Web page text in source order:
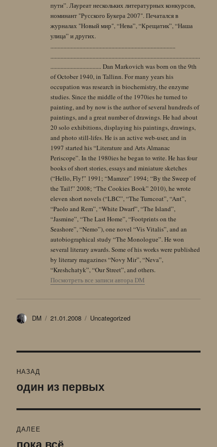
пути”. Лауреат нескольких литературных конкурсов,
номинант "Русского Букера 2007". Печатался в
журналах "Новый мир", “Нева”, “Крещатик”, “Наша
улица” и других.
......................................................................................
.......................................................................................................
................................... Dan Markovich was born on the 9th
of October 1940, in Tallinn. For many years his
occupation was research in biochemistry, the enzyme
studies. Since the middle of the 1970ies he turned to
painting, and by now is the author of several hundreds of
paintings, and a great number of drawings. He had about
20 solo exhibitions, displaying his paintings, drawings,
and photo still-lifes. He is an active web-user, and in
1997 started his “Literature and Arts Almanac
Periscope”. In the 1980ies he began to write. He has four
books of short stories, essays and miniature sketches
(“Hello, Fly!” 1991; “Mamzer” 1994; “By the Sweep of
the Tail!” 2008; “The Cookies Book” 2010), he wrote
eleven short novels (“LBC”, “The Turncoat”, “Ant”,
“Paolo and Rem”, “White Dwarf”, “The Island”,
“Jasmine”, “The Last Home”, “Footprints on the
Seashore”, “Nemo”), one novel “Vis Vitalis”, and an
autobiographical study “The Monologue”. He won
several literary awards. Some of his works were published
by literary magazines “Novy Mir”, “Neva”,
“Kreshchatyk”, “Our Street”, and others.
Посмотреть все записи автора DM
Автор
DM Опубликовано
21.01.2008 Рубрики
Uncategorized
по
НАЗАД
Предыдущая
один из первых
ДАЛЕЕ
Следующая